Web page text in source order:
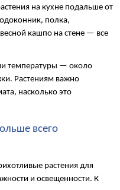
на кухне подальше от
полка,
кашпо на стене — все
температуры — около
Растениям важно
насколько это
всего
растения для
и освещенности. К